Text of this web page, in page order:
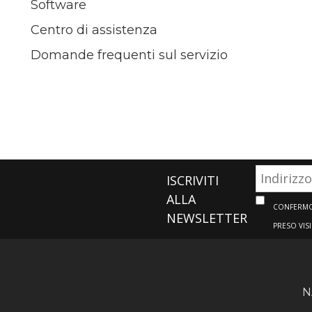
Software
Centro di assistenza
Domande frequenti sul servizio
ISCRIVITI
ALLA
NEWSLETTER
PRESO